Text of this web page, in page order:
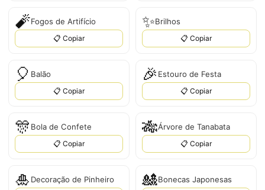
🧨Fogos de Artifício
📋 Copiar
✨Brilhos
📋 Copiar
🎈 Balão
📋 Copiar
🎉 Estouro de Festa
📋 Copiar
🎊 Bola de Confete
📋 Copiar
🎋Árvore de Tanabata
📋 Copiar
🎍 Decoração de Pinheiro 🎎Bonecas Japonesas